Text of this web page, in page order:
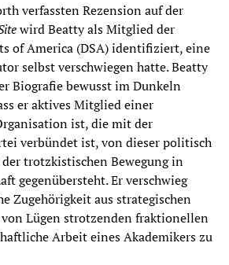
verfassten Rezension auf der
wird Beatty als Mitglied der
of America (DSA) identifiziert, eine
selbst verschwiegen hatte. Beatty
Biografie bewusst im Dunkeln
er aktives Mitglied einer
ist, die mit der
verbündet ist, von dieser politisch
trotzkistischen Bewegung in
gegenübersteht. Er verschwieg
Zugehörigkeit aus strategischen
Lügen strotzenden fraktionellen
Arbeit eines Akademikers zu